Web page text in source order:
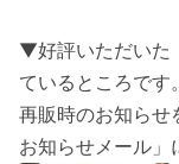
▼好評いただいた
ているところです。
再販時のお知らせ
お知らせメール」